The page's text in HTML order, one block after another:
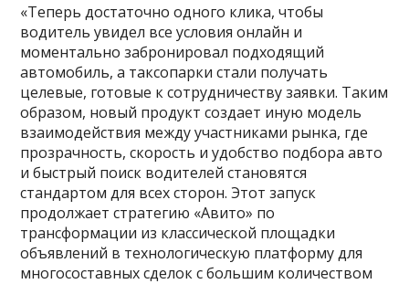
«Теперь достаточно одного клика, чтобы
водитель увидел все условия онлайн и
моментально забронировал подходящий
автомобиль, а таксопарки стали получать
целевые, готовые к сотрудничеству заявки. Таким
образом, новый продукт создает иную модель
взаимодействия между участниками рынка, где
прозрачность, скорость и удобство подбора авто
и быстрый поиск водителей становятся
стандартом для всех сторон. Этот запуск
продолжает стратегию «Авито» по
трансформации из классической площадки
объявлений в технологическую платформу для
многосоставных сделок с большим количеством